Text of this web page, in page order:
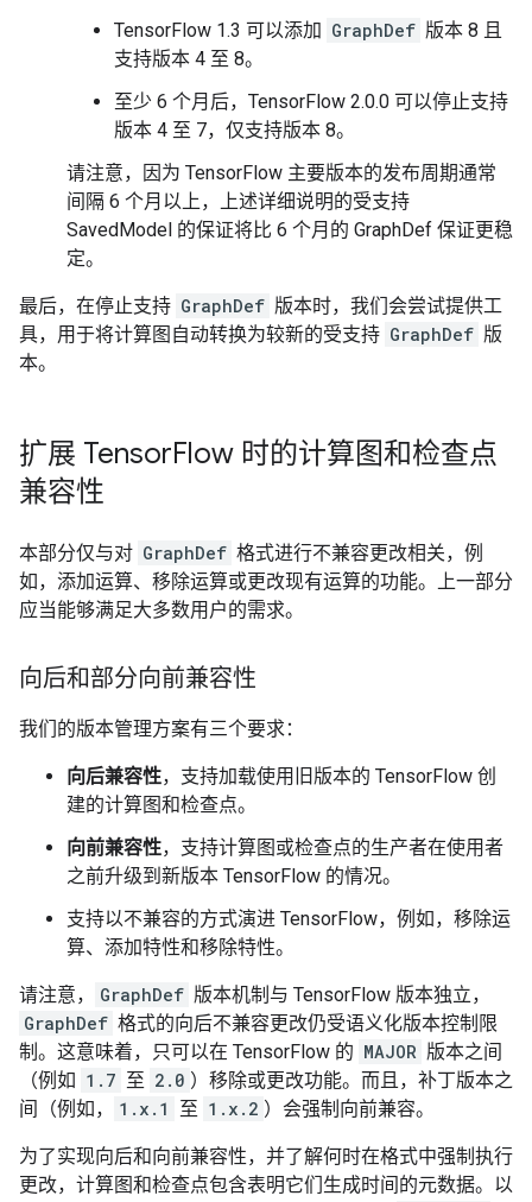
TensorFlow 1.3 可以添加 GraphDef 版本 8 且
支持版本 4 至 8。
至少 6 个月后，TensorFlow 2.0.0 可以停止支持
版本 4 至 7，仅支持版本 8。
请注意，因为 TensorFlow 主要版本的发布周期通常
间隔 6 个月以上，上述详细说明的受支持
SavedModel 的保证将比 6 个月的 GraphDef 保证更稳
定。
最后，在停止支持 GraphDef 版本时，我们会尝试提供工
具，用于将计算图自动转换为较新的受支持 GraphDef 版
本。
扩展 TensorFlow 时的计算图和检查点
兼容性
本部分仅与对 GraphDef 格式进行不兼容更改相关，例
如，添加运算、移除运算或更改现有运算的功能。上一部分
应当能够满足大多数用户的需求。
向后和部分向前兼容性
我们的版本管理方案有三个要求：
向后兼容性，支持加载使用旧版本的 TensorFlow 创
建的计算图和检查点。
向前兼容性，支持计算图或检查点的生产者在使用者
之前升级到新版本 TensorFlow 的情况。
支持以不兼容的方式演进 TensorFlow，例如，移除运
算、添加特性和移除特性。
请注意， GraphDef 版本机制与 TensorFlow 版本独立，
GraphDef 格式的向后不兼容更改仍受语义化版本控制限
制。这意味着，只可以在 TensorFlow 的 MAJOR 版本之间
（例如 1.7 至 2.0 ）移除或更改功能。而且，补丁版本之
间（例如，
1.x.1 至 1.x.2 ）会强制向前兼容。
为了实现向后和向前兼容性，并了解何时在格式中强制执行
更改，计算图和检查点包含表明它们生成时间的元数据。以